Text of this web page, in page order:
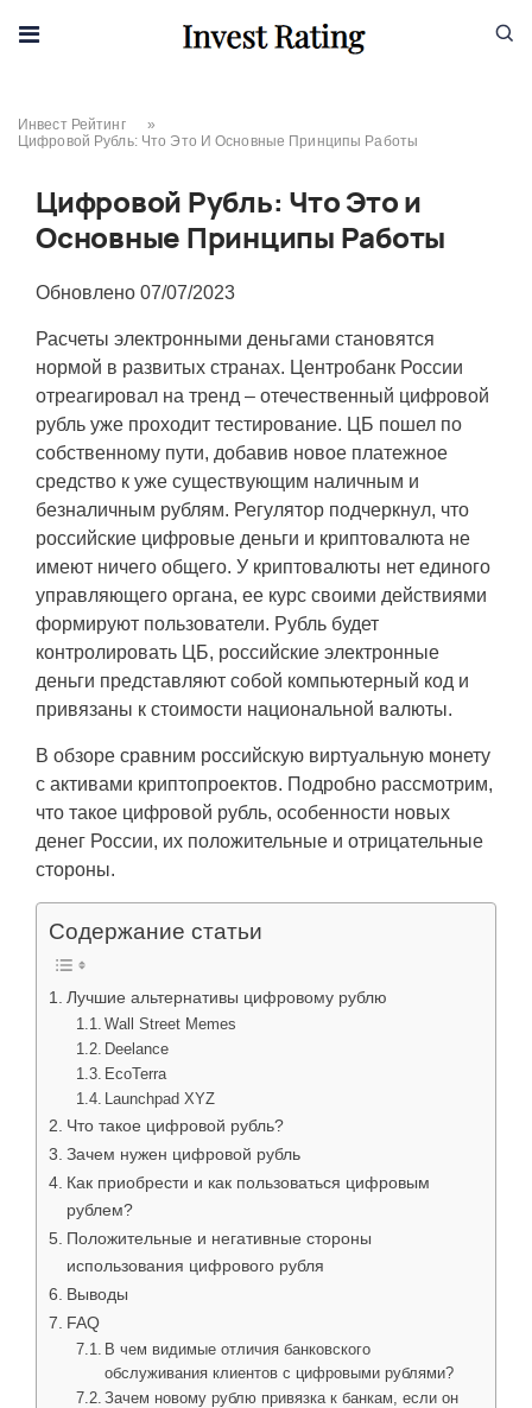
Инвест Рейтинг
»
Цифровой Рубль: Что Это И Основные Принципы Работы
Цифровой Рубль: Что Это и
Основные Принципы Работы
Обновлено 07/07/2023
Расчеты электронными деньгами становятся
нормой в развитых странах. Центробанк России
отреагировал на тренд – отечественный цифровой
рубль уже проходит тестирование. ЦБ пошел по
собственному пути, добавив новое платежное
средство к уже существующим наличным и
безналичным рублям. Регулятор подчеркнул, что
российские цифровые деньги и криптовалюта не
имеют ничего общего. У криптовалюты нет единого
управляющего органа, ее курс своими действиями
формируют пользователи. Рубль будет
контролировать ЦБ, российские электронные
деньги представляют собой компьютерный код и
привязаны к стоимости национальной валюты.
В обзоре сравним российскую виртуальную монету
с активами криптопроектов. Подробно рассмотрим,
что такое цифровой рубль, особенности новых
денег России, их положительные и отрицательные
стороны.
Содержание статьи
Лучшие альтернативы цифровому рублю
Wall Street Memes
Deelance
EcoTerra
Launchpad XYZ
Что такое цифровой рубль?
Зачем нужен цифровой рубль
Как приобрести и как пользоваться цифровым
рублем?
Положительные и негативные стороны
использования цифрового рубля
Выводы
FAQ
В чем видимые отличия банковского
обслуживания клиентов с цифровыми рублями?
Зачем новому рублю привязка к банкам, если он